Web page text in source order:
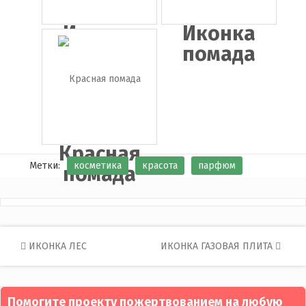
Иконка
зеркало
Иконка
помада
Красная
помада
Метки: косметика красота парфюм
Post
navigation
ИКОНКА ЛЕС ИКОНКА ГАЗОВАЯ ПЛИТА
Помогите проекту пожертвованием на любую